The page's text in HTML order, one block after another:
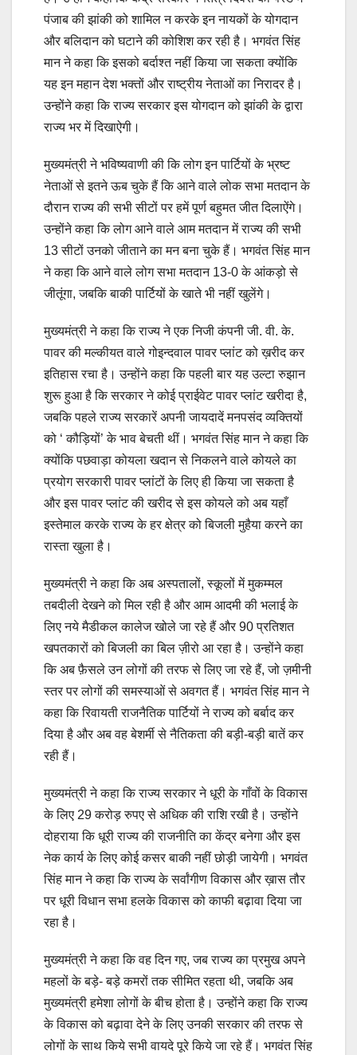
पंजाब की झांकी को शामिल न करके इन नायकों के योगदान
और बलिदान को घटाने की कोशिश कर रही है। भगवंत सिंह
मान ने कहा कि इसको बर्दाश्त नहीं किया जा सकता क्योंकि
यह इन महान देश भक्तों और राष्ट्रीय नेताओं का निरादर है।
उन्होंने कहा कि राज्य सरकार इस योगदान को झांकी के द्वारा
राज्य भर में दिखाऐगी।
मुख्यमंत्री ने भविष्यवाणी की कि लोग इन पार्टियों के भ्रष्ट
नेताओं से इतने ऊब चुके हैं कि आने वाले लोक सभा मतदान के
दौरान राज्य की सभी सीटों पर हमें पूर्ण बहुमत जीत दिलाऐंगे।
उन्होंने कहा कि लोग आने वाले आम मतदान में राज्य की सभी
13 सीटों उनको जीताने का मन बना चुके हैं। भगवंत सिंह मान
ने कहा कि आने वाले लोग सभा मतदान 13-0 के आंकड़ो से
जीतूंगा, जबकि बाकी पार्टियों के खाते भी नहीं खुलेंगे।
मुख्यमंत्री ने कहा कि राज्य ने एक निजी कंपनी जी. वी. के.
पावर की मल्कीयत वाले गोइन्दवाल पावर प्लांट को ख़रीद कर
इतिहास रचा है। उन्होंने कहा कि पहली बार यह उल्टा रुझान
शुरू हुआ है कि सरकार ने कोई प्राईवेट पावर प्लांट खरीदा है,
जबकि पहले राज्य सरकारें अपनी जायदादें मनपसंद व्यक्तियों
को ‘ कौड़ियों’ के भाव बेचती थीं। भगवंत सिंह मान ने कहा कि
क्योंकि पछवाड़ा कोयला खदान से निकलने वाले कोयले का
प्रयोग सरकारी पावर प्लांटों के लिए ही किया जा सकता है
और इस पावर प्लांट की खरीद से इस कोयले को अब यहाँ
इस्तेमाल करके राज्य के हर क्षेत्र को बिजली मुहैया करने का
रास्ता खुला है।
मुख्यमंत्री ने कहा कि अब अस्पतालों, स्कूलों में मुकम्मल
तबदीली देखने को मिल रही है और आम आदमी की भलाई के
लिए नये मैडीकल कालेज खोले जा रहे हैं और 90 प्रतिशत
खपतकारों को बिजली का बिल ज़ीरो आ रहा है। उन्होंने कहा
कि अब फ़ैसले उन लोगों की तरफ से लिए जा रहे हैं, जो ज़मीनी
स्तर पर लोगों की समस्याओं से अवगत हैं। भगवंत सिंह मान ने
कहा कि रिवायती राजनैतिक पार्टियों ने राज्य को बर्बाद कर
दिया है और अब वह बेशर्मी से नैतिकता की बड़ी-बड़ी बातें कर
रही हैं।
मुख्यमंत्री ने कहा कि राज्य सरकार ने धूरी के गाँवों के विकास
के लिए 29 करोड़ रुपए से अधिक की राशि रखी है। उन्होंने
दोहराया कि धूरी राज्य की राजनीति का केंद्र बनेगा और इस
नेक कार्य के लिए कोई कसर बाकी नहीं छोड़ी जायेगी। भगवंत
सिंह मान ने कहा कि राज्य के सर्वांगीण विकास और ख़ास तौर
पर धूरी विधान सभा हलके विकास को काफी बढ़ावा दिया जा
रहा है।
मुख्यमंत्री ने कहा कि वह दिन गए, जब राज्य का प्रमुख अपने
महलों के बड़े- बड़े कमरों तक सीमित रहता थी, जबकि अब
मुख्यमंत्री हमेशा लोगों के बीच होता है। उन्होंने कहा कि राज्य
के विकास को बढ़ावा देने के लिए उनकी सरकार की तरफ से
लोगों के साथ किये सभी वायदे पूरे किये जा रहे हैं। भगवंत सिंह